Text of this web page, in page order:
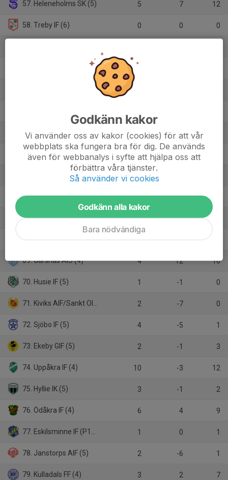
57. Heleneholms SK (5) 5 7 12
58. Treby IF (6) 0 0 0
63. IFK Ystad FK (5) 2 -5
64. FC Möllan (5) 0 0
65. Bunkeflo FF (4) 8
66. FK Besa (5) 3 0
67. Dalby GIF (5) 2 -7
69. Gärsnäs AIS (4) 4 12 10
70. Husie IF (5) 1 -1 0
71. Kiviks AIF/Sankt Olofs IF (5) 2 -7 0
72. Sjöbo IF (5) 4 -5 1
73. Ekeby GIF (5) 2 -1 3
74. Uppåkra IF (4) 10 -3 12
75. Hyllie IK (5) 3 -1 2
76. Ödåkra IF (4) 6 4 9
77. Eskilsminne IF (P19 Superettan) 1 0 1
78. Janstorps AIF (5) 2 -6 1
79. Kulladals FF (4) 3 2 7
Godkänn kakor
Vi använder oss av kakor (cookies) för att vår
webbplats ska fungera bra för dig. De används
även för webbanalys i syfte att hjälpa oss att
förbättra våra tjänster.
Så använder vi cookies
Godkänn alla kakor
Bara nödvändiga